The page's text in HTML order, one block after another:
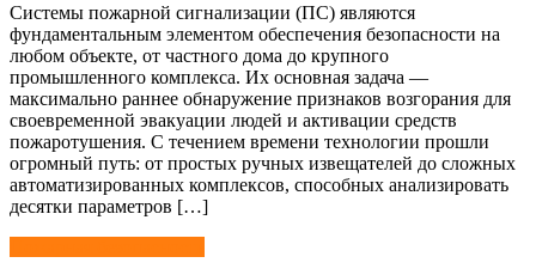
Системы пожарной сигнализации (ПС) являются
фундаментальным элементом обеспечения безопасности на
любом объекте, от частного дома до крупного
промышленного комплекса. Их основная задача —
максимально раннее обнаружение признаков возгорания для
своевременной эвакуации людей и активации средств
пожаротушения. С течением времени технологии прошли
огромный путь: от простых ручных извещателей до сложных
автоматизированных комплексов, способных анализировать
десятки параметров […]